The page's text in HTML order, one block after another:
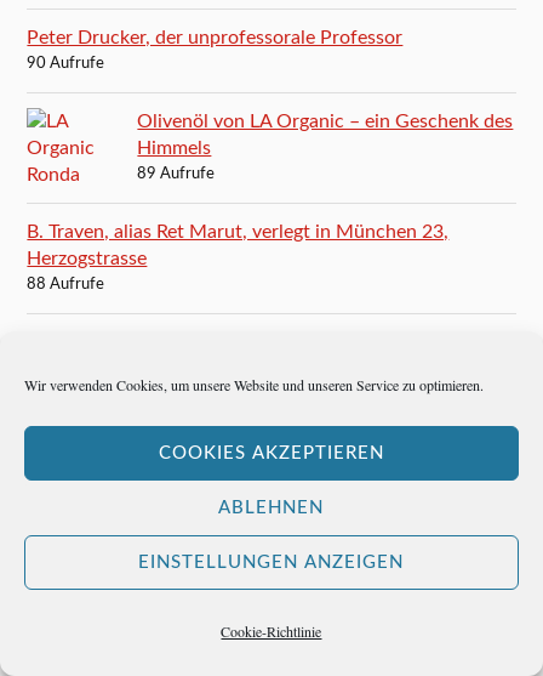
Wir verwenden Cookies, um unsere Website und unseren Service zu optimieren.
COOKIES AKZEPTIEREN
ABLEHNEN
EINSTELLUNGEN ANZEIGEN
Cookie-Richtlinie
Peter Drucker, der unprofessorale Professor
90 Aufrufe
Olivenöl von LA Organic – ein Geschenk des
Himmels
89 Aufrufe
B. Traven, alias Ret Marut, verlegt in München 23,
Herzogstrasse
88 Aufrufe
86 Aufrufe
Mario Vargas Llosa: Ein ziemlich verspäteter
Nobelpreis
Ernest Hemingway besucht San Gaetano und ist
glücklich